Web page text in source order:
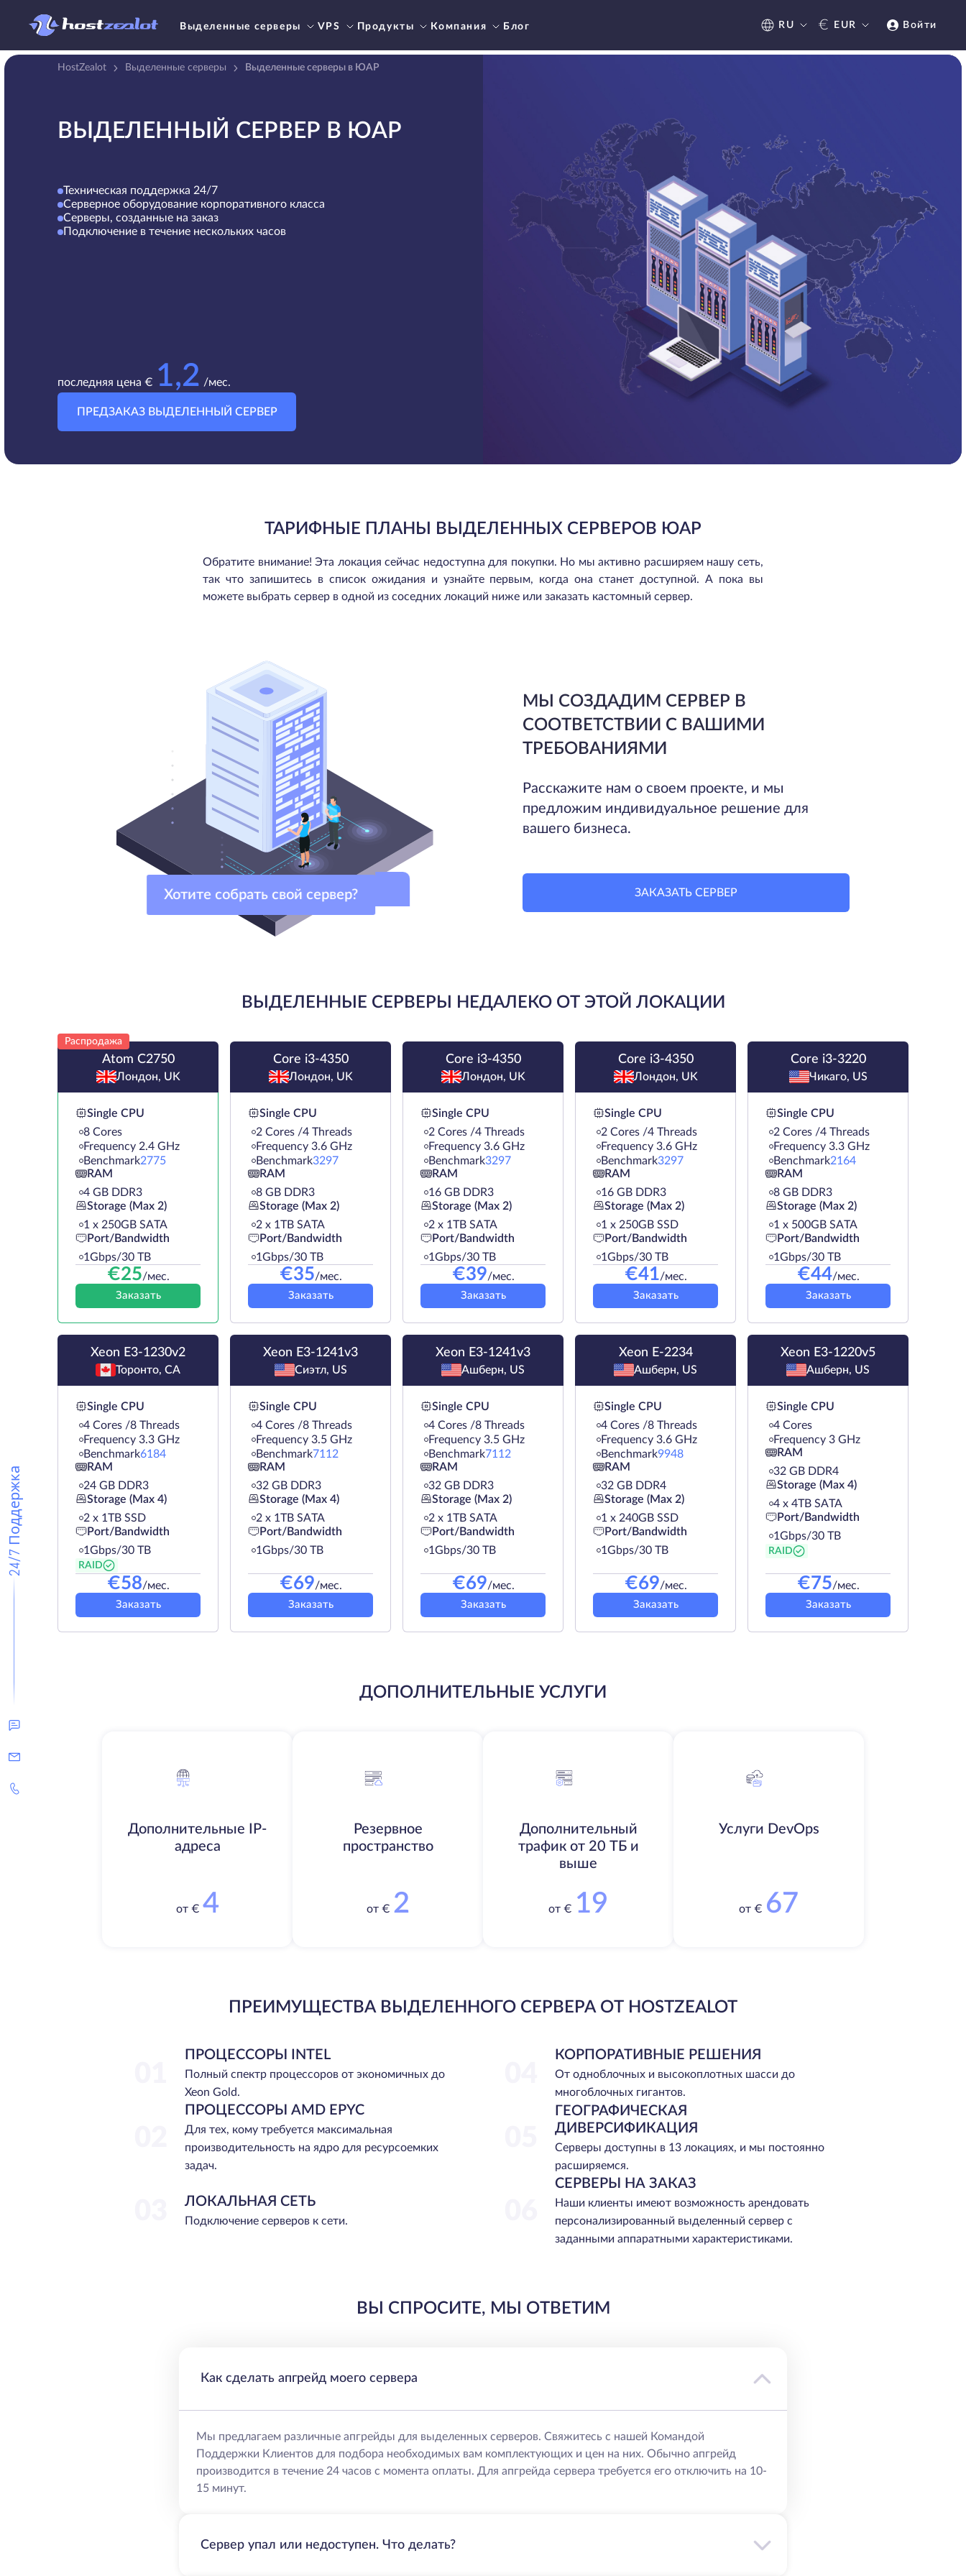
Выделенные серверы VPS Продукты Компания Блог RU € EUR Войти
24/7 Поддержка
HostZealot Выделенные серверы Выделенные серверы в ЮАР
ВЫДЕЛЕННЫЙ СЕРВЕР В ЮАР
Техническая поддержка 24/7
Серверное оборудование корпоративного класса
Серверы, созданные на заказ
Подключение в течение нескольких часов
последняя цена € 1,2 /мес.
ПРЕДЗАКАЗ ВЫДЕЛЕННЫЙ СЕРВЕР
ТАРИФНЫЕ ПЛАНЫ ВЫДЕЛЕННЫХ СЕРВЕРОВ ЮАР
Обратите внимание! Эта локация сейчас недоступна для покупки. Но мы активно расширяем нашу сеть,
так что запишитесь в список ожидания и узнайте первым, когда она станет доступной. А пока вы
можете выбрать сервер в одной из соседних локаций ниже или заказать кастомный сервер.
Хотите собрать свой сервер?
МЫ СОЗДАДИМ СЕРВЕР В
СООТВЕТСТВИИ С ВАШИМИ
ТРЕБОВАНИЯМИ
Расскажите нам о своем проекте, и мы
предложим индивидуальное решение для
вашего бизнеса.
ЗАКАЗАТЬ СЕРВЕР
ВЫДЕЛЕННЫЕ СЕРВЕРЫ НЕДАЛЕКО ОТ ЭТОЙ ЛОКАЦИИ
Распродажа
Atom C2750
Лондон, UK
Single CPU
8 Cores
Frequency 2.4 GHz
Benchmark2775
RAM
4 GB DDR3
Storage (Max 2)
1 х 250GB SATA
Port/Bandwidth
1Gbps/30 TB
€25/мес.
Заказать
Core i3-4350
Лондон, UK
Single CPU
2 Cores /4 Threads
Frequency 3.6 GHz
Benchmark3297
RAM
8 GB DDR3
Storage (Max 2)
2 х 1TB SATA
Port/Bandwidth
1Gbps/30 TB
€35/мес.
Заказать
Core i3-4350
Лондон, UK
Single CPU
2 Cores /4 Threads
Frequency 3.6 GHz
Benchmark3297
RAM
16 GB DDR3
Storage (Max 2)
2 х 1TB SATA
Port/Bandwidth
1Gbps/30 TB
€39/мес.
Заказать
Core i3-4350
Лондон, UK
Single CPU
2 Cores /4 Threads
Frequency 3.6 GHz
Benchmark3297
RAM
16 GB DDR3
Storage (Max 2)
1 х 250GB SSD
Port/Bandwidth
1Gbps/30 TB
€41/мес.
Заказать
Core i3-3220
Чикаго, US
Single CPU
2 Cores /4 Threads
Frequency 3.3 GHz
Benchmark2164
RAM
8 GB DDR3
Storage (Max 2)
1 х 500GB SATA
Port/Bandwidth
1Gbps/30 TB
€44/мес.
Заказать
Xeon E3-1230v2
Торонто, CA
Single CPU
4 Cores /8 Threads
Frequency 3.3 GHz
Benchmark6184
RAM
24 GB DDR3
Storage (Max 4)
2 х 1TB SSD
Port/Bandwidth
1Gbps/30 TB
RAID
€58/мес.
Заказать
Xeon E3-1241v3
Сиэтл, US
Single CPU
4 Cores /8 Threads
Frequency 3.5 GHz
Benchmark7112
RAM
32 GB DDR3
Storage (Max 4)
2 х 1TB SATA
Port/Bandwidth
1Gbps/30 TB
€69/мес.
Заказать
Xeon E3-1241v3
Ашберн, US
Single CPU
4 Cores /8 Threads
Frequency 3.5 GHz
Benchmark7112
RAM
32 GB DDR3
Storage (Max 2)
2 х 1TB SATA
Port/Bandwidth
1Gbps/30 TB
€69/мес.
Заказать
Xeon E-2234
Ашберн, US
Single CPU
4 Cores /8 Threads
Frequency 3.6 GHz
Benchmark9948
RAM
32 GB DDR4
Storage (Max 2)
1 х 240GB SSD
Port/Bandwidth
1Gbps/30 TB
€69/мес.
Заказать
Xeon E3-1220v5
Ашберн, US
Single CPU
4 Cores
Frequency 3 GHz
RAM
32 GB DDR4
Storage (Max 4)
4 х 4TB SATA
Port/Bandwidth
1Gbps/30 TB
RAID
€75/мес.
Заказать
ДОПОЛНИТЕЛЬНЫЕ УСЛУГИ
Дополнительные IP-
адреса
от € 4
Резервное
пространство
от € 2
Дополнительный
трафик от 20 ТБ и
выше
от € 19
Услуги DevOps
от € 67
ПРЕИМУЩЕСТВА ВЫДЕЛЕННОГО СЕРВЕРА ОТ HOSTZEALOT
ПРОЦЕССОРЫ INTEL
Полный спектр процессоров от экономичных до
Xeon Gold.
КОРПОРАТИВНЫЕ РЕШЕНИЯ
От одноблочных и высокоплотных шасси до
многоблочных гигантов.
ПРОЦЕССОРЫ AMD EPYC
Для тех, кому требуется максимальная
производительность на ядро для ресурсоемких
задач.
ГЕОГРАФИЧЕСКАЯ
ДИВЕРСИФИКАЦИЯ
Серверы доступны в 13 локациях, и мы постоянно
расширяемся.
ЛОКАЛЬНАЯ СЕТЬ
Подключение серверов к сети.
СЕРВЕРЫ НА ЗАКАЗ
Наши клиенты имеют возможность арендовать
персонализированный выделенный сервер с
заданными аппаратными характеристиками.
ВЫ СПРОСИТЕ, МЫ ОТВЕТИМ
Как сделать апгрейд моего сервера
Мы предлагаем различные апгрейды для выделенных серверов. Свяжитесь с нашей Командой
Поддержки Клиентов для подбора необходимых вам комплектующих и цен на них. Обычно апгрейд
производится в течение 24 часов с момента оплаты. Для апгрейда сервера требуется его отключить на 10-
15 минут.
Сервер упал или недоступен. Что делать?